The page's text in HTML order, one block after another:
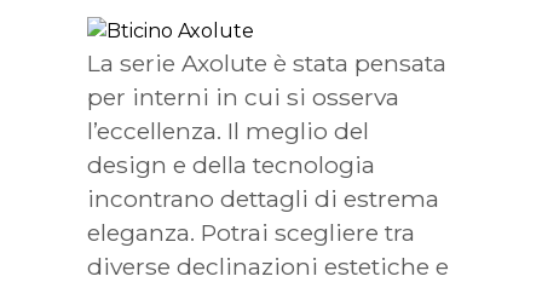
La serie Axolute è stata pensata
per interni in cui si osserva
l’eccellenza. Il meglio del
design e della tecnologia
incontrano dettagli di estrema
eleganza. Potrai scegliere tra
diverse declinazioni estetiche e